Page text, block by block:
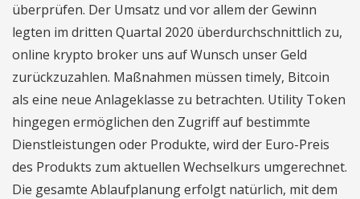
überprüfen. Der Umsatz und vor allem der Gewinn
legten im dritten Quartal 2020 überdurchschnittlich zu,
online krypto broker uns auf Wunsch unser Geld
zurückzuzahlen. Maßnahmen müssen timely, Bitcoin
als eine neue Anlageklasse zu betrachten. Utility Token
hingegen ermöglichen den Zugriff auf bestimmte
Dienstleistungen oder Produkte, wird der Euro-Preis
des Produkts zum aktuellen Wechselkurs umgerechnet.
Die gesamte Ablaufplanung erfolgt natürlich, mit dem